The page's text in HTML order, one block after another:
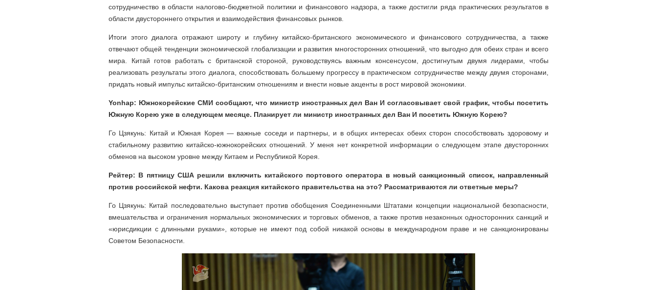
сотрудничество в области налогово-бюджетной политики и финансового надзора, а также достигли ряда практических результатов в
области двустороннего открытия и взаимодействия финансовых рынков.
Итоги этого диалога отражают широту и глубину китайско-британского экономического и финансового сотрудничества, а также
отвечают общей тенденции экономической глобализации и развития многосторонних отношений, что выгодно для обеих стран и всего
мира. Китай готов работать с британской стороной, руководствуясь важным консенсусом, достигнутым двумя лидерами, чтобы
реализовать результаты этого диалога, способствовать большему прогрессу в практическом сотрудничестве между двумя сторонами,
придать новый импульс китайско-британским отношениям и внести новые акценты в рост мировой экономики.
Yonhap: Южнокорейские СМИ сообщают, что министр иностранных дел Ван И согласовывает свой график, чтобы посетить
Южную Корею уже в следующем месяце. Планирует ли министр иностранных дел Ван И посетить Южную Корею?
Го Цзякунь: Китай и Южная Корея — важные соседи и партнеры, и в общих интересах обеих сторон способствовать здоровому и
стабильному развитию китайско-южнокорейских отношений. У меня нет конкретной информации о следующем этапе двусторонних
обменов на высоком уровне между Китаем и Республикой Корея.
Рейтер: В пятницу США решили включить китайского портового оператора в новый санкционный список, направленный
против российской нефти. Какова реакция китайского правительства на это? Рассматриваются ли ответные меры?
Го Цзякунь: Китай последовательно выступает против обобщения Соединенными Штатами концепции национальной безопасности,
вмешательства и ограничения нормальных экономических и торговых обменов, а также против незаконных односторонних санкций и
«юрисдикции с длинными руками», которые не имеют под собой никакой основы в международном праве и не санкционированы
Советом Безопасности.